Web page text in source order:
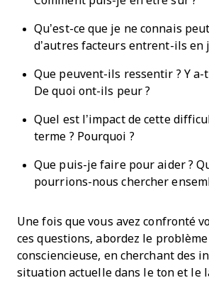
Qu’est-ce que je ne connais
d’autres facteurs entrent-ils en
Que peuvent-ils ressentir ? Y a-
De quoi ont-ils peur ?
Quel est l’impact de cette
terme ? Pourquoi ?
Que puis-je faire pour aider ?
pourrions-nous chercher
Une fois que vous avez confronté
ces questions, abordez le
consciencieuse, en cherchant des
situation actuelle dans le ton et le